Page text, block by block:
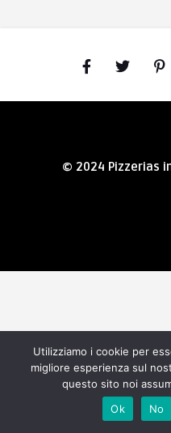
© 2024 Pizzerias
Utilizziamo i cookie per
migliore esperienza sul
questo sito noi
Ok
No